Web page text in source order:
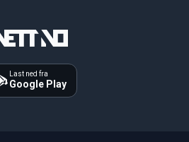
Last ned fra
Google Play